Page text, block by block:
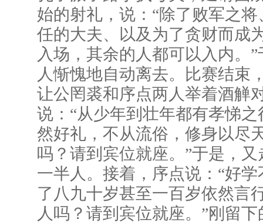
始的射礼，说：“除了败军之
任的大夫、以及为了贪财而成
入场，其余的人都可以入内。
人惭愧地自动离去。比赛结束
让公罔裘和序点两人举着酒觯
说：“从少年到壮年都有孝悌
然好礼，不从流俗，修身以尽
吗？请到宾位就座。”于是，
一半人。接着，序点说：“好
了八九十岁甚至一百岁依然言
人吗？请到宾位就座。”刚留